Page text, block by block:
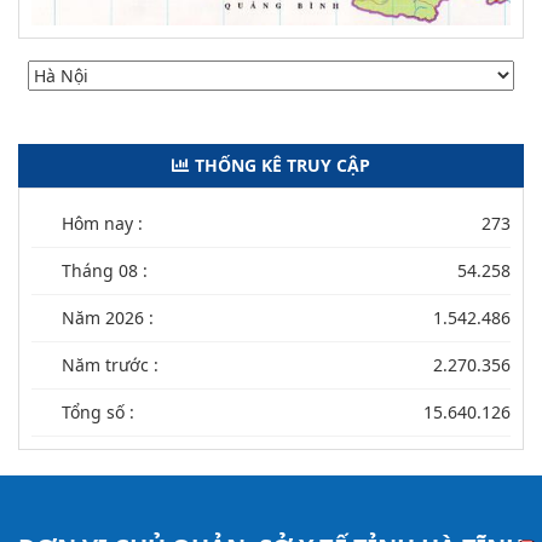
THỐNG KÊ TRUY CẬP
Hôm nay : 273
Tháng 08 : 54.258
Năm 2026 : 1.542.486
Năm trước : 2.270.356
Tổng số : 15.640.126